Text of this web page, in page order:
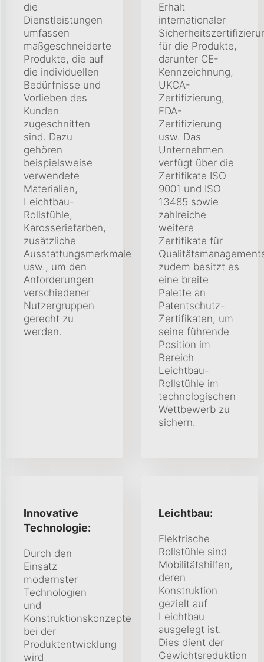
die
Dienstleistungen
umfassen
maßgeschneiderte
Produkte, die auf
die individuellen
Bedürfnisse und
Vorlieben des
Kunden
zugeschnitten
sind. Dazu
gehören
beispielsweise
verwendete
Materialien,
Leichtbau-
Rollstühle,
Karosseriefarben,
zusätzliche
Ausstattungsmerkmale
usw., um den
Anforderungen
verschiedener
Nutzergruppen
gerecht zu
werden.
Erhalt
internationaler
für die Produkte,
darunter CE-
Kennzeichnung,
UKCA-
Zertifizierung,
FDA-
Zertifizierung
usw. Das
Unternehmen
verfügt über die
Zertifikate ISO
9001 und ISO
13485 sowie
zahlreiche
weitere
Zertifikate für
zudem besitzt es
eine breite
Palette an
Patentschutz-
Zertifikaten, um
seine führende
Position im
Bereich
Leichtbau-
Rollstühle im
technologischen
Wettbewerb zu
sichern.
Innovative
Technologie:
Durch den
Einsatz
modernster
Technologien
und
Konstruktionskonzepte
bei der
Produktentwicklung
wird
Leichtbau:
Elektrische
Rollstühle sind
Mobilitätshilfen,
deren
Konstruktion
gezielt auf
Leichtbau
ausgelegt ist.
Dies dient der
Gewichtsreduktion